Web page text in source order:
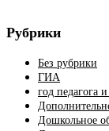
Рубрики
Без рубрики
ГИА
год педагога
Дошкольное